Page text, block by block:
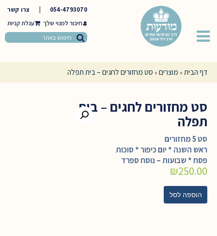
054-4793070
צרו קשר
חיבור למנוי שלך
דף הבית» מוצרים» סט מחזורים לחגים – בית תפלה
סט מחזורים לחגים – בית
תפלה
סט 5 מחזורים
ראש השנה * יום כיפור * סוכות
פסח * שבועות – נוסח ספרד
₪250.00
הוספה לסל